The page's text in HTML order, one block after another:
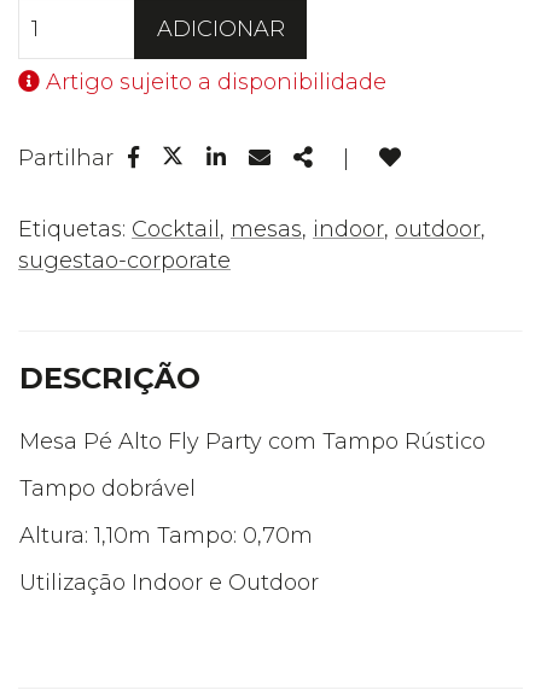
ADICIONAR
Artigo sujeito a disponibilidade
Partilhar
FacebookLinkedin
EmailShare
Etiquetas: Cocktail , mesas, indoor, outdoor,
sugestao-corporate
DESCRIÇÃO
Mesa Pé Alto Fly Party com Tampo Rústico
Tampo dobrável
Altura: 1,10m Tampo: 0,70m
Utilização Indoor e Outdoor